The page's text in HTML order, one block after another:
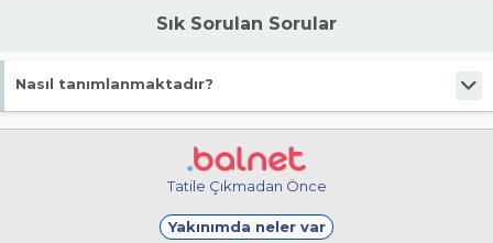
Sık Sorulan Sorular
Nasıl tanımlanmaktadır?
Tesis Pansiyon statüsündedir.
Tatile Çıkmadan Önce
Yakınımda neler var